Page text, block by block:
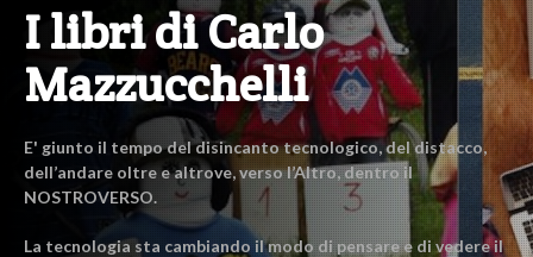
I libri di Carlo
Mazzucchelli
E' giunto il tempo del disincanto tecnologico, del distacco,
dell’andare oltre e altrove, verso l’Altro, dentro il
NOSTROVERSO.
La tecnologia sta cambiando il modo di pensare e di vedere il